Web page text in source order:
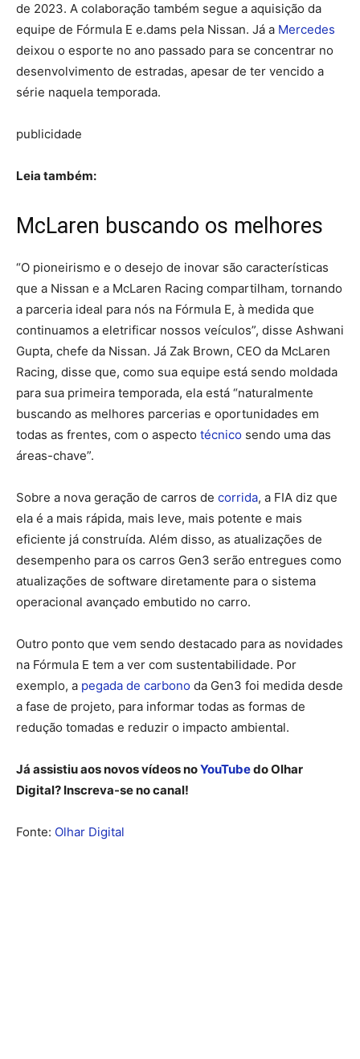
de 2023. A colaboração também segue a aquisição da
equipe de Fórmula E e.dams pela Nissan. Já a Mercedes
deixou o esporte no ano passado para se concentrar no
desenvolvimento de estradas, apesar de ter vencido a
série naquela temporada.
publicidade
Leia também:
McLaren buscando os melhores
“O pioneirismo e o desejo de inovar são características
que a Nissan e a McLaren Racing compartilham, tornando
a parceria ideal para nós na Fórmula E, à medida que
continuamos a eletrificar nossos veículos”, disse Ashwani
Gupta, chefe da Nissan. Já Zak Brown, CEO da McLaren
Racing, disse que, como sua equipe está sendo moldada
para sua primeira temporada, ela está “naturalmente
buscando as melhores parcerias e oportunidades em
todas as frentes, com o aspecto técnico sendo uma das
áreas-chave”.
Sobre a nova geração de carros de corrida, a FIA diz que
ela é a mais rápida, mais leve, mais potente e mais
eficiente já construída. Além disso, as atualizações de
desempenho para os carros Gen3 serão entregues como
atualizações de software diretamente para o sistema
operacional avançado embutido no carro.
Outro ponto que vem sendo destacado para as novidades
na Fórmula E tem a ver com sustentabilidade. Por
exemplo, a pegada de carbono da Gen3 foi medida desde
a fase de projeto, para informar todas as formas de
redução tomadas e reduzir o impacto ambiental.
Já assistiu aos novos vídeos noYouTubedo Olhar
Digital? Inscreva-se no canal!
Fonte: Olhar Digital